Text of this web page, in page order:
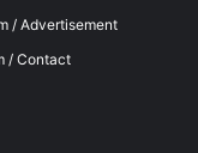
/ Advertisement
/ Contact